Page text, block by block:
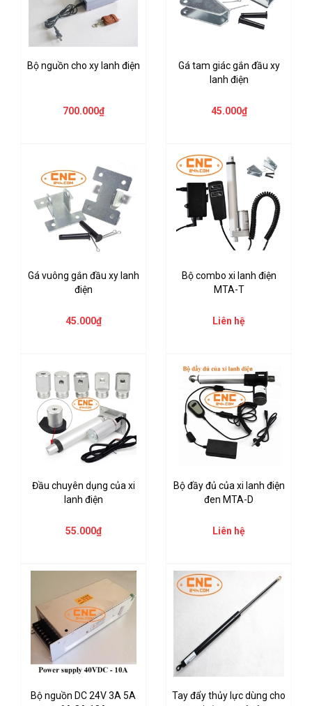
Bộ nguồn cho xy lanh điện
700.000₫
Gá tam giác gắn đầu xy
lanh điện
45.000₫
Gá vuông gắn đầu xy lanh
điện
45.000₫
Bộ combo xi lanh điện
MTA-T
Liên hệ
Đầu chuyên dụng của xi
lanh điện
55.000₫
Bộ đầy đủ của xi lanh điện
đen MTA-D
Liên hệ
Bộ nguồn DC 24V 3A 5A
Tay đẩy thủy lực dùng cho